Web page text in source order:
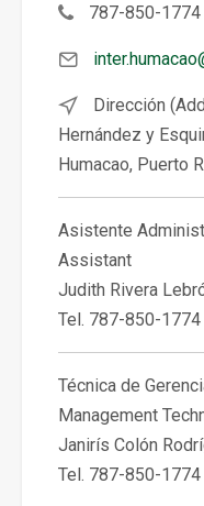
787-850-1774
Dirección
Hernández y
Humacao, Puerto
Asistente
Assistant
Judith Rivera
Tel. 787-850-
Técnica de
Management
Janirís Colón
Tel. 787-850-